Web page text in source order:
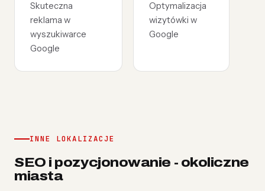
Skuteczna
reklama w
wyszukiwarce
Google
Optymalizacja
wizytówki w
Google
INNE LOKALIZACJE
SEO i pozycjonowanie - okoliczne
miasta